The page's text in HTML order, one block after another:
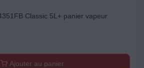
Classic 5L+ panier vapeur
Ajouter au panier